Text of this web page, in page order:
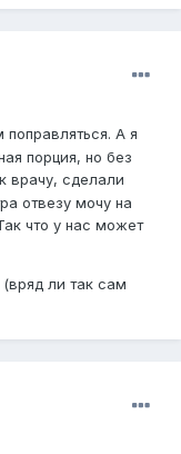
поправляться. А я
порция, но без
врачу, сделали
отвезу мочу на
что у нас может
ли так сам